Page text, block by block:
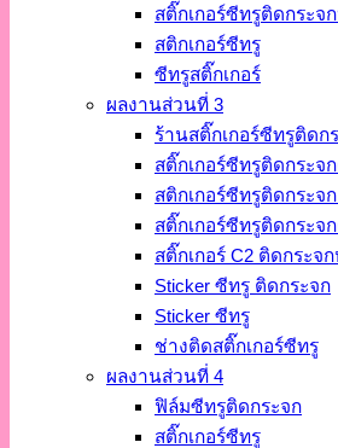
สติ๊กเกอร์ซีทรูติดกระจ
สติกเกอร์ซีทรู
ซีทรูสติ๊กเกอร์
ผลงานส่วนที่ 3
ร้านสติ๊กเกอร์ซีทรูติดก
สติ๊กเกอร์ซีทรูติดกระจ
สติกเกอร์ซีทรูติดกระจ
สติ๊กเกอร์ซีทรูติดกระจ
สติ๊กเกอร์ C2 ติดกระจ
Sticker ซีทรู ติดกระจก
Sticker ซีทรู
ช่างติดสติ๊กเกอร์ซีทรู
ผลงานส่วนที่ 4
ฟิล์มซีทรูติดกระจก
สติ๊กเกอร์ซีทรู